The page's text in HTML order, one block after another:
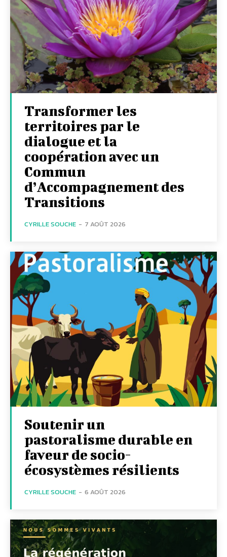
Transformer les
territoires par le
dialogue et la
coopération avec un
Commun
d’Accompagnement des
Transitions
CYRILLE SOUCHE - 7 AOÛT 2026
Soutenir un
pastoralisme durable en
faveur de socio-
écosystèmes résilients
CYRILLE SOUCHE - 6 AOÛT 2026